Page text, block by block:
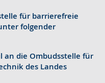
für barrierefreie
folgender
an die Ombudsstelle für
des Landes